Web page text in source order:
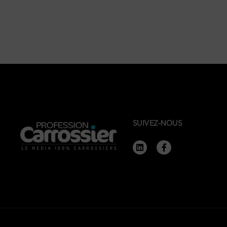
SUIVEZ-NOUS